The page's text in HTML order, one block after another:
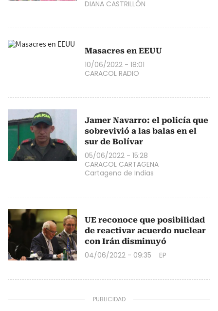
DIANA CASTRILLÓN
Masacres en EEUU
10/06/2022 - 18:01
CARACOL RADIO
Jamer Navarro: el policía que
sobrevivió a las balas en el
sur de Bolívar
05/06/2022 - 15:28
CARACOL CARTAGENA
Cartagena de Indias
UE reconoce que posibilidad
de reactivar acuerdo nuclear
con Irán disminuyó
04/06/2022 - 09:35 EP